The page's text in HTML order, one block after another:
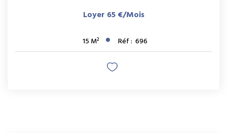
Loyer 65 €/mois
15 M² Réf : 696